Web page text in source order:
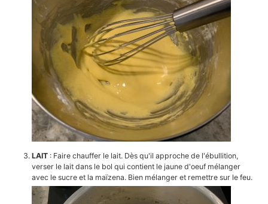
LAIT : Faire chauffer le lait. Dès qu'il approche de l'ébullition,
verser le lait dans le bol qui contient le jaune d'oeuf mélanger
avec le sucre et la maïzena. Bien mélanger et remettre sur le feu.